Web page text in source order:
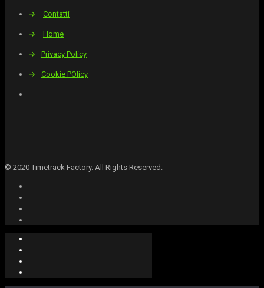
→ Contatti
→ Home
→ Privacy Policy
→ Cookie POlicy
© 2020 Timetrack Factory. All Rights Reserved.